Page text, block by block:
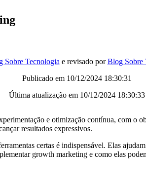
Sobre Tecnologia e revisado porBlog Sobre
Publicado em 10/12/2024 18:30:31
Última atualização em 10/12/2024 18:30:33
e otimização contínua, com o
resultados expressivos.
certas é indispensável. Elas
growth marketing e como elas